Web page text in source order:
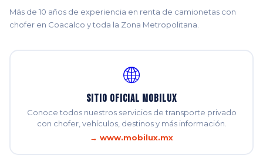
Más de 10 años de experiencia en renta de camionetas con
chofer en Coacalco y toda la Zona Metropolitana.
🌐
Sitio Oficial Mobilux
Conoce todos nuestros servicios de transporte privado
con chofer, vehículos, destinos y más información.
→ www.mobilux.mx